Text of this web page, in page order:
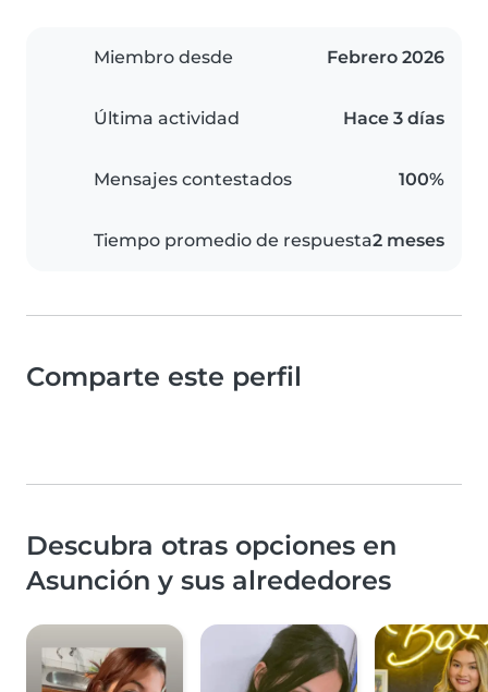
Miembro desde Febrero 2026
Última actividad Hace 3 días
Mensajes contestados 100%
Tiempo promedio de respuesta2 meses
Comparte este perfil
Descubra otras opciones en
Asunción y sus alrededores